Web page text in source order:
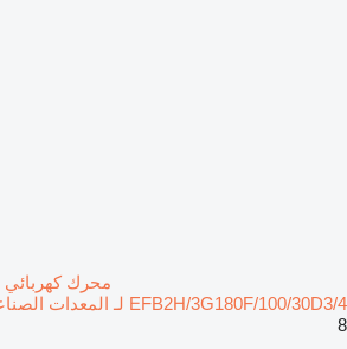
EFB2H/3G180F/100/30D3/4 لـ المعدات الصناعية
8